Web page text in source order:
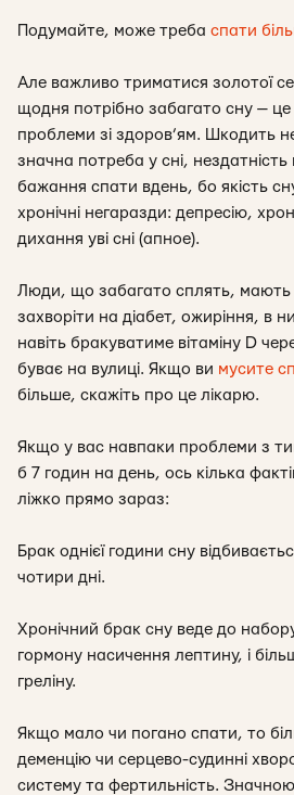
Подумайте, може треба спати
Але важливо триматися золотої
щодня потрібно забагато сну —
проблеми зі здоров’ям. Шкодить
значна потреба у сні,
бажання спати вдень, бо якість
хронічні негаразди: депресію,
дихання уві сні (апное).
Люди, що забагато сплять, мають
захворіти на діабет, ожиріння, в
навіть бракуватиме вітаміну D
буває на вулиці. Якщо ви мусите
більше, скажіть про це лікарю.
Якщо у вас навпаки проблеми з
б 7 годин на день, ось кілька
ліжко прямо зараз:
Брак однієї години сну
чотири дні.
Хронічний брак сну веде до
гормону насичення лептину, і
греліну.
Якщо мало чи погано спати, то
деменцію чи серцево-судинні
систему та фертильність.